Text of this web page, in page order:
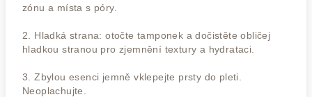
zónu a místa s póry.
2. Hladká strana: otočte tamponek a dočistěte obličej
hladkou stranou pro zjemnění textury a hydrataci.
3. Zbylou esenci jemně vklepejte prsty do pleti.
Neoplachujte.